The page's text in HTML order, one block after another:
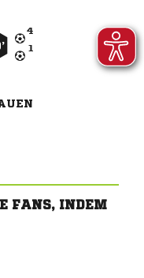


FANS, INDEM